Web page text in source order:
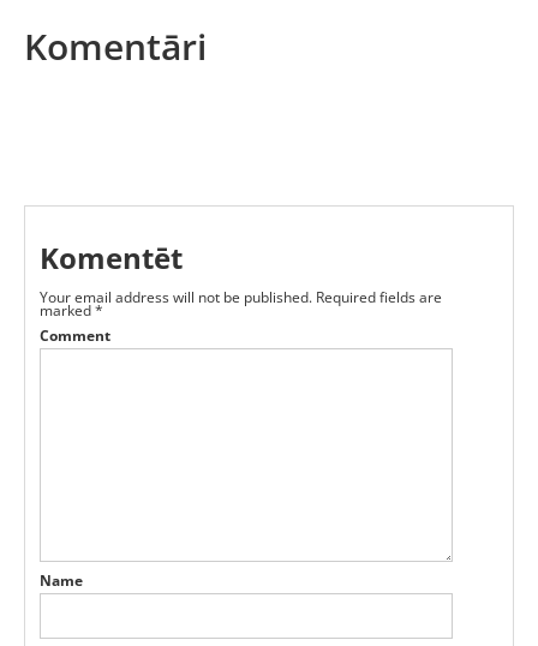
Komentāri
Komentēt
Your email address will not be published. Required fields are
marked*
Comment
Name